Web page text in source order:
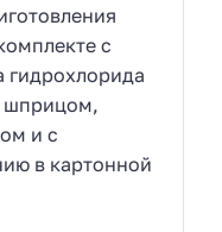
с
гидрохлорида
шприцом,
и с
в картонной